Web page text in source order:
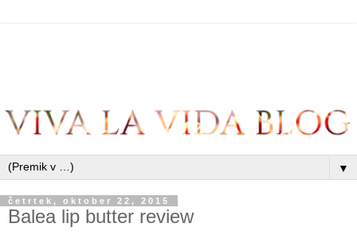
▼
četrtek, oktober 22, 2015
Balea lip butter review